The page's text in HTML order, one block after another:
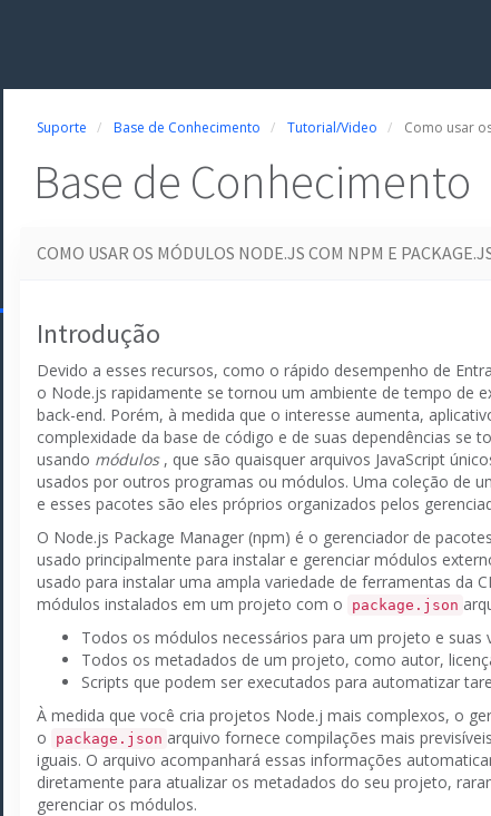
Suporte Base de Conhecimento Tutorial/Video Como usar
Base de Conhecimento
COMO USAR OS MÓDULOS NODE.JS COM NPM E
Introdução
Devido a esses recursos, como o rápido desempenho de
o Node.js rapidamente se tornou um ambiente de tempo de
back-end. Porém, à medida que o interesse aumenta,
complexidade da base de código e de suas dependências se
usando módulos, que são quaisquer arquivos JavaScript
usados ​​por outros programas ou módulos. Uma coleção de
e esses pacotes são eles próprios organizados pelos
O Node.js Package Manager (npm) é o gerenciador de
usado principalmente para instalar e gerenciar módulos
usado para instalar uma ampla variedade de ferramentas da
módulos instalados em um projeto com o
package.json
Todos os módulos necessários para um projeto e suas
Todos os metadados de um projeto, como autor,
Scripts que podem ser executados para automatizar
À medida que você cria projetos Node.j mais complexos, o
o
package.json arquivo fornece compilações mais
iguais. O arquivo acompanhará essas informações
diretamente para atualizar os metadados do seu projeto,
gerenciar os módulos.